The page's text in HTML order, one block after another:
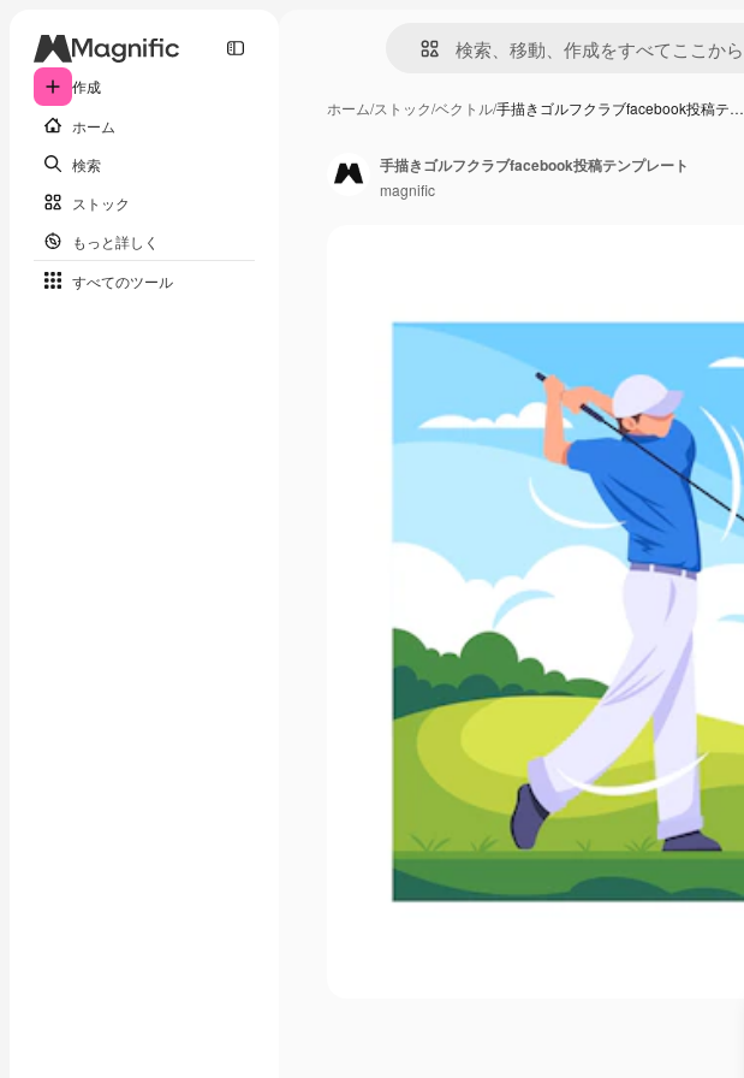
作成
ホーム
検索
ストック
もっと詳しく
すべてのツール
ホーム/ストック/ベクトル/手描きゴルフクラブfacebook投稿テ…
手描きゴルフクラブfacebook投稿テンプレート
magnific